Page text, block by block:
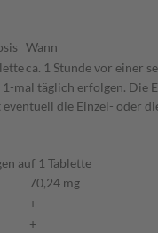
Wann
ca. 1 Stunde vor einer
mal täglich erfolgen.
die Einzel- oder
auf 1 Tablette
70,24 mg
+
+